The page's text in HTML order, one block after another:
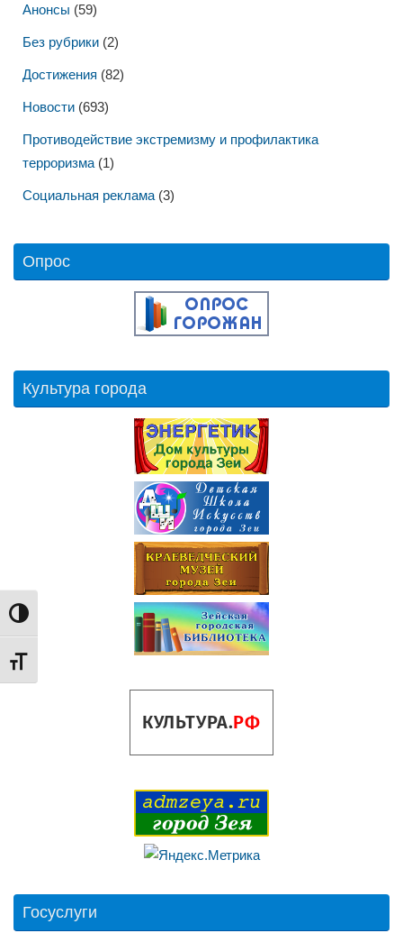
Переключить на высокую контрастность
Переключить на увеличенный шрифт
Анонсы (59)
Без рубрики (2)
Достижения (82)
Новости (693)
Противодействие экстремизму и профилактика
терроризма (1)
Социальная реклама (3)
Опрос
Культура города
Госуслуги